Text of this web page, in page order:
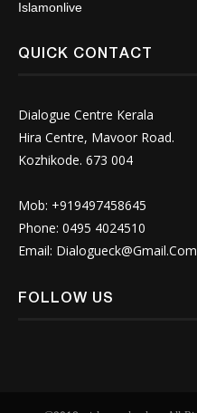
Islamonlive
QUICK CONTACT
Dialogue Centre Kerala
Hira Centre, Mavoor Road.
Kozhikode. 673 004
Mob: +919497458645
Phone: 0495 4024510
Email: Dialogueck@Gmail.Com
FOLLOW US